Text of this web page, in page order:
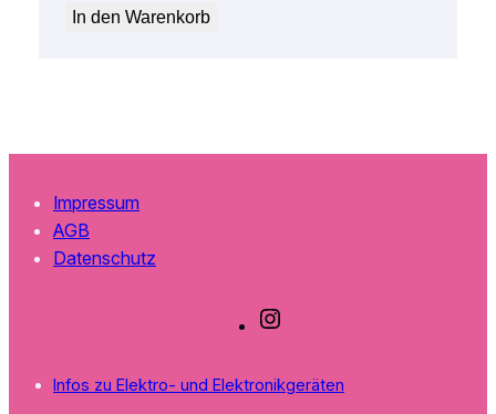
In den Warenkorb
Impressum
AGB
Datenschutz
t
Infos zu Elektro- und Elektronikgeräten